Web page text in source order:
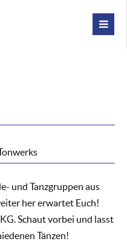
und Tanzgruppen aus
her erwartet Euch!
Schaut vorbei und lasst
Tänzen!